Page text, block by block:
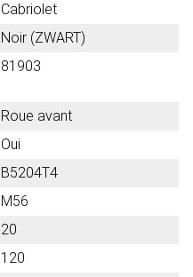
Cabriolet
Noir (ZWART)
81903
Roue avant
Oui
B5204T4
M56
20
120